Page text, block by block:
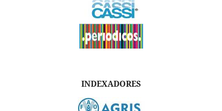
INDEXADORES